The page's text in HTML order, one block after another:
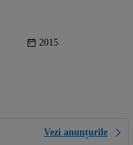
2015
Vezi anunțurile